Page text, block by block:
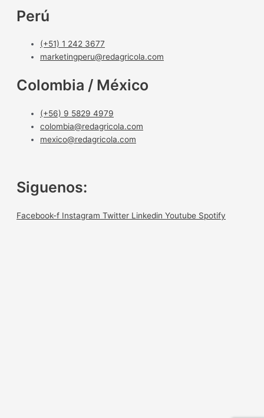
Perú
(+51) 1 242 3677
marketingperu@redagricola.com
Colombia / México
(+56) 9 5829 4979
colombia@redagricola.com
mexico@redagricola.com
Siguenos:
Facebook-f Instagram Twitter Linkedin Youtube Spotify